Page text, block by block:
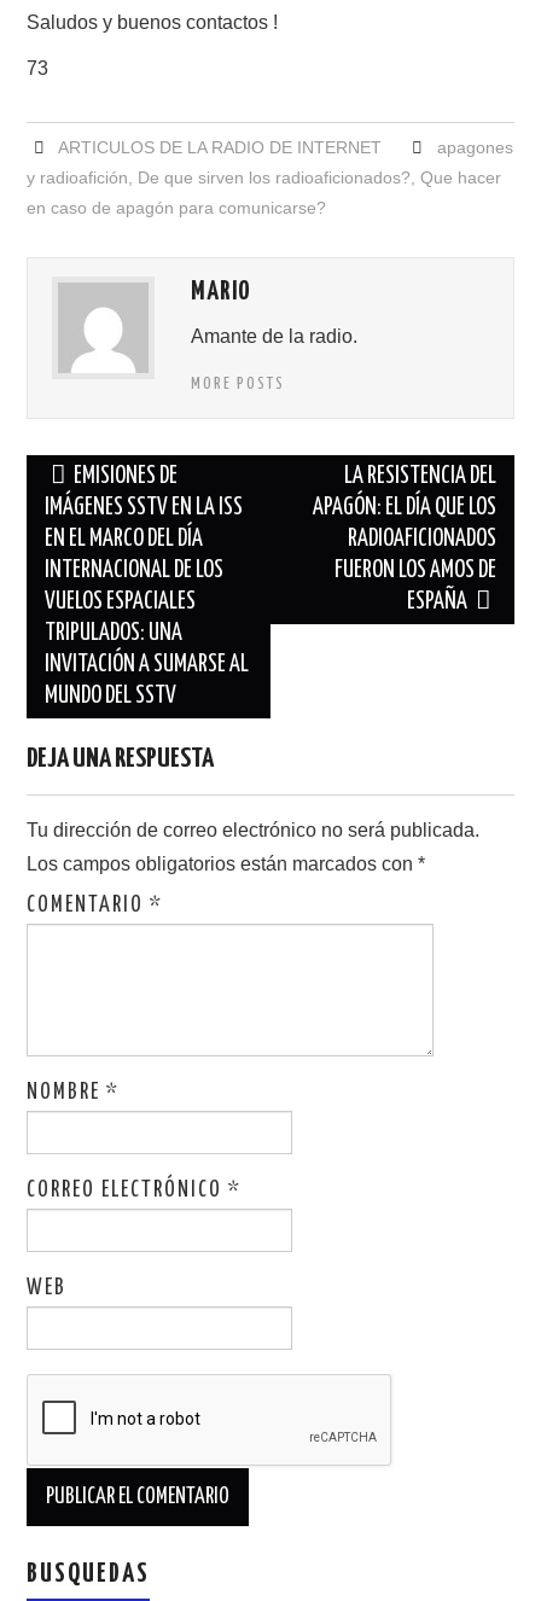
Saludos y buenos contactos !
73
ARTICULOS DE LA RADIO DE INTERNET
apagones
y radioafición, De que sirven los radioaficionados?,Que hacer
en caso de apagón para comunicarse?
MARIO
Amante de la radio.
MORE POSTS
Navegación
de
entradas
EMISIONES DE
IMÁGENES SSTV EN LA ISS
EN EL MARCO DEL DÍA
INTERNACIONAL DE LOS
VUELOS ESPACIALES
TRIPULADOS: UNA
INVITACIÓN A SUMARSE AL
MUNDO DEL SSTV
LA RESISTENCIA DEL
APAGÓN: EL DÍA QUE LOS
RADIOAFICIONADOS
FUERON LOS AMOS DE
ESPAÑA
DEJA UNA RESPUESTA
Tu dirección de correo electrónico no será publicada.
Los campos obligatorios están marcados con*
COMENTARIO*
NOMBRE*
CORREO ELECTRÓNICO*
WEB
BUSQUEDAS